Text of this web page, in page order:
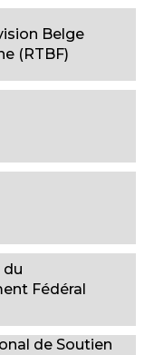
Belge
(RTBF)
du
Fédéral
de Soutien